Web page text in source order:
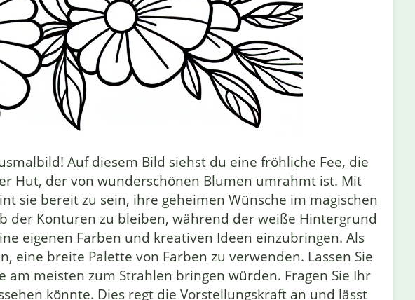
Auf diesem Bild siehst du eine fröhliche Fee, die
Hut, der von wunderschönen Blumen umrahmt ist. Mit
sie bereit zu sein, ihre geheimen Wünsche im magischen
der Konturen zu bleiben, während der weiße Hintergrund
eigenen Farben und kreativen Ideen einzubringen. Als
breite Palette von Farben zu verwenden. Lassen Sie
meisten zum Strahlen bringen würden. Fragen Sie Ihr
könnte. Dies regt die Vorstellungskraft an und lässt